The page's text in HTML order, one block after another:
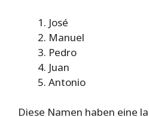
José
Manuel
Pedro
Juan
Antonio
Diese Namen haben eine